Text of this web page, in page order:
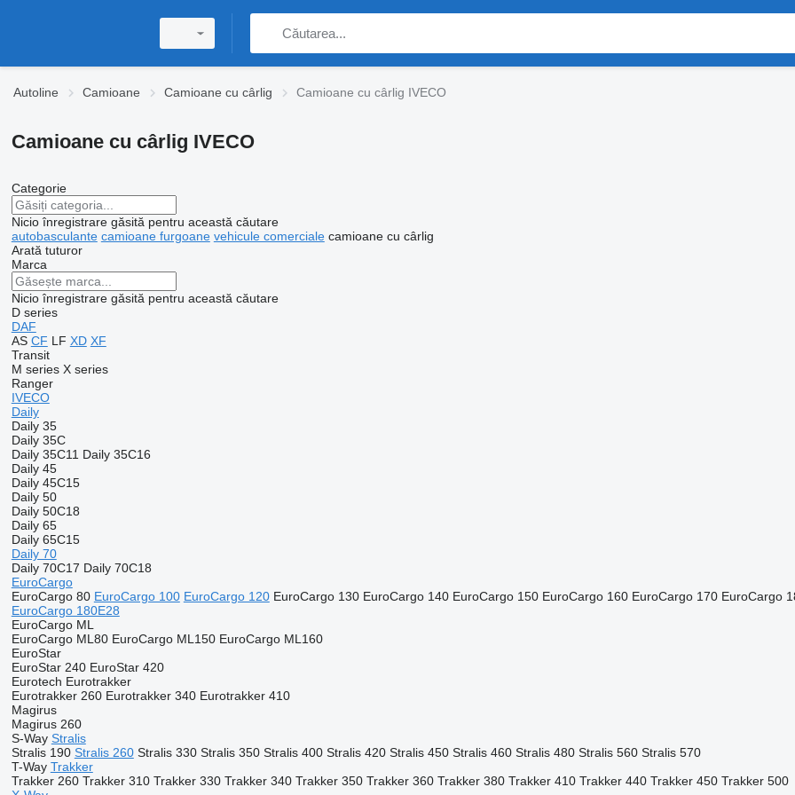
Autoline Camioane Camioane cu cârlig Camioane cu cârlig IVECO
Camioane cu cârlig IVECO
Categorie
Nicio înregistrare găsită pentru această căutare
autobasculante camioane furgoane vehicule comerciale camioane cu cârlig
Arată tuturor
Marca
Nicio înregistrare găsită pentru această căutare
D series
DAF
AS CF LF XD XF
Transit
M series X series
Ranger
IVECO
Daily
Daily 35
Daily 35C
Daily 35C11 Daily 35C16
Daily 45
Daily 45C15
Daily 50
Daily 50C18
Daily 65
Daily 65C15
Daily 70
Daily 70C17 Daily 70C18
EuroCargo
EuroCargo 80 EuroCargo 100 EuroCargo 120 EuroCargo 130 EuroCargo 140 EuroCargo 150 EuroCargo 160 EuroCargo 170 EuroCargo
EuroCargo 180E28
EuroCargo ML
EuroCargo ML80 EuroCargo ML150 EuroCargo ML160
EuroStar
EuroStar 240 EuroStar 420
Eurotech Eurotrakker
Eurotrakker 260 Eurotrakker 340 Eurotrakker 410
Magirus
Magirus 260
S-Way Stralis
Stralis 190 Stralis 260 Stralis 330 Stralis 350 Stralis 400 Stralis 420 Stralis 450 Stralis 460 Stralis 480 Stralis 560 Stralis 570
T-Way Trakker
Trakker 260 Trakker 310 Trakker 330 Trakker 340 Trakker 350 Trakker 360 Trakker 380 Trakker 410 Trakker 440 Trakker 450 Trakker 500